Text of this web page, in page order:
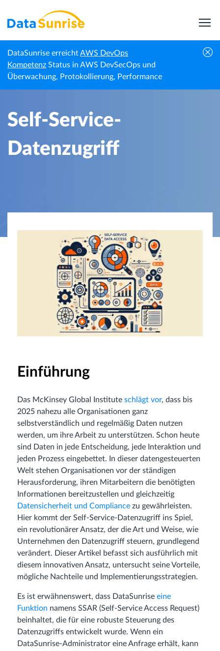
DataSunrise erreichtAWS DevOps
Kompetenz Status in AWS DevSecOps und
Überwachung, Protokollierung, Performance
Startseite Wissenszentrum Self-Service-Datenzugriff
Self-Service-
Datenzugriff
Einführung
Das McKinsey Global Institute schlägt vor, dass bis
2025 nahezu alle Organisationen ganz
selbstverständlich und regelmäßig Daten nutzen
werden, um ihre Arbeit zu unterstützen. Schon heute
sind Daten in jede Entscheidung, jede Interaktion und
jeden Prozess eingebettet. In dieser datengesteuerten
Welt stehen Organisationen vor der ständigen
Herausforderung, ihren Mitarbeitern die benötigten
Informationen bereitzustellen und gleichzeitig
Datensicherheit und Compliance zu gewährleisten.
Hier kommt der Self-Service-Datenzugriff ins Spiel,
ein revolutionärer Ansatz, der die Art und Weise, wie
Unternehmen den Datenzugriff steuern, grundlegend
verändert. Dieser Artikel befasst sich ausführlich mit
diesem innovativen Ansatz, untersucht seine Vorteile,
mögliche Nachteile und Implementierungsstrategien.
Es ist erwähnenswert, dass DataSunrise eine
Funktion namens SSAR (Self-Service Access Request)
beinhaltet, die für eine robuste Steuerung des
Datenzugriffs entwickelt wurde. Wenn ein
DataSunrise-Administrator eine Anfrage erhält, kann